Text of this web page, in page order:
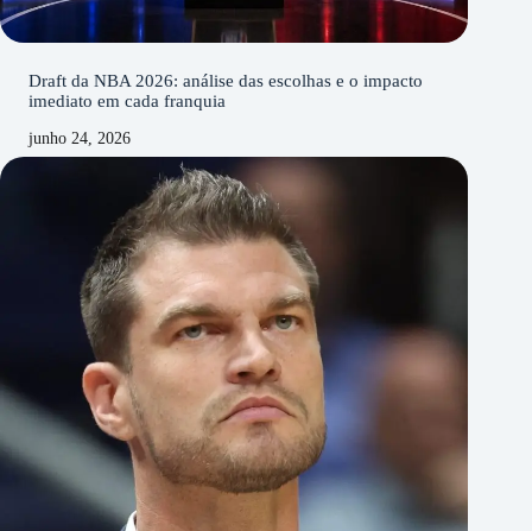
Draft da NBA 2026: análise das escolhas e o impacto
imediato em cada franquia
junho 24, 2026